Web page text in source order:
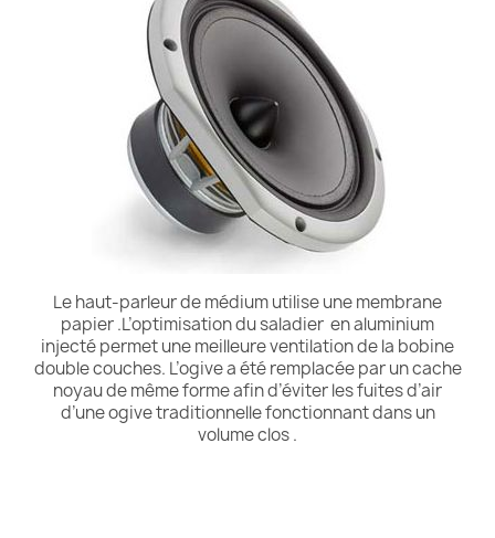
Le haut-parleur de médium utilise une membrane
papier .L’optimisation du saladier en aluminium
injecté permet une meilleure ventilation de la bobine
double couches. L’ogive a été remplacée par un cache
noyau de même forme afin d’éviter les fuites d’air
d’une ogive traditionnelle fonctionnant dans un
volume clos .